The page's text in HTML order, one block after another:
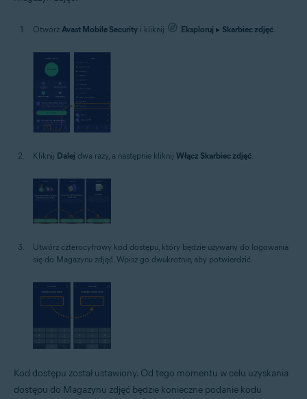
Otwórz Avast Mobile Security i kliknij Eksploruj ▸ Skarbiec zdjęć.
Kliknij Dalej dwa razy, a następnie kliknij Włącz Skarbiec zdjęć
Utwórz czterocyfrowy kod dostępu, który będzie używany do logowania
się do Magazynu zdjęć. Wpisz go dwukrotnie, aby potwierdzić.
Kod dostępu został ustawiony. Od tego momentu w celu uzyskania
dostępu do Magazynu zdjęć będzie konieczne podanie kodu